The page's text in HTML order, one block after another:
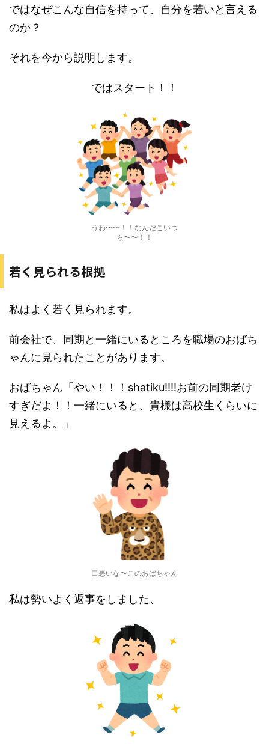
ではなぜこんな自信を持って、自分を若いと言える
のか？
それを今から説明します。
ではスタート！！
うわ〜〜！！なんだこいつ
ら〜〜！！
若く見られる根拠
私はよく若く見られます。
前会社で、同期と一緒にいるところを職場のおばち
ゃんに見られたことがあります。
おばちゃん「やい！！！shatiku!!!!お前の同期老け
すぎだよ！！一緒にいると、貴様は高校生くらいに
見えるよ。」
口悪いな〜このおばちゃん
私は勢いよく返事をしました、